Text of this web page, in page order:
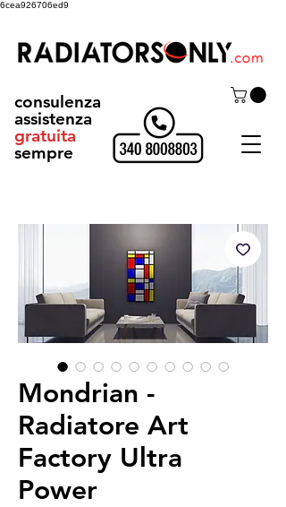
6cea926706ed9
consulenza
assistenza
gratuita
sempre
Mondrian -
Radiatore Art
Factory Ultra
Power